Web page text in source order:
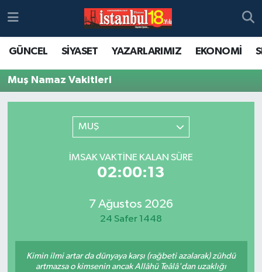
GÜNCEL SİYASET YAZARLARIMIZ EKONOMİ
Muş Namaz Vakitleri
MUŞ
İMSAK VAKTINE KALAN SÜRE
02:00:13
7 Ağustos 2026
24 Safer 1448
Kimin ilmi artar da dünyaya karşı (rağbeti azalarak) zühdü
artmazsa o kimsenin ancak Allâhü Teâlâ'dan uzaklığı